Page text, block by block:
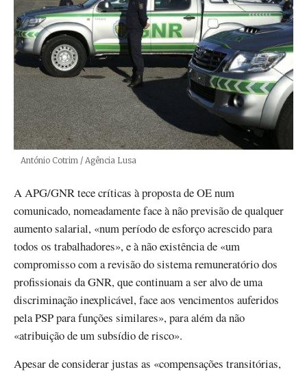
Créditos
António Cotrim / Agência Lusa
A APG/GNR tece críticas à proposta de OE num
comunicado, nomeadamente face à não previsão de qualquer
aumento salarial, «num período de esforço acrescido para
todos os trabalhadores», e à não existência de «um
compromisso com a revisão do sistema remuneratório dos
profissionais da GNR, que continuam a ser alvo de uma
discriminação inexplicável, face aos vencimentos auferidos
pela PSP para funções similares», para além da não
«atribuição de um subsídio de risco».
Apesar de considerar justas as «compensações transitórias,